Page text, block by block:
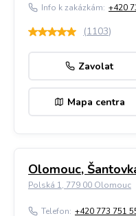
Info k zakázkám: +420
(1103)
Zavolat
Mapa centra
Olomouc,
Polská 1, 779 00 Olomouc
Telefon: +420 773 751